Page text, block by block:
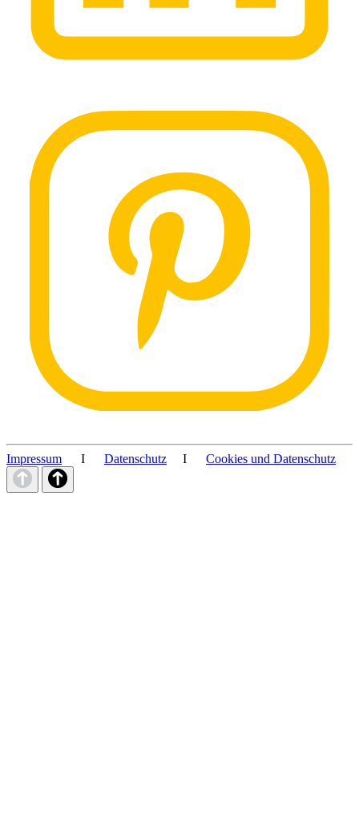
Impressum I Datenschutz I Cookies und Datenschutz